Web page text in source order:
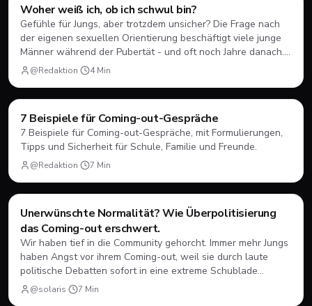
Coming-Out
Woher weiß ich, ob ich schwul bin?
Gefühle für Jungs, aber trotzdem unsicher? Die Frage nach
der eigenen sexuellen Orientierung beschäftigt viele junge
Männer während der Pubertät - und oft noch Jahre danach.
Hier erfährst du, was dahintersteckt und wie du damit
umgehen kannst.
@Redaktion· 4Min
Coming-Out
7 Beispiele für Coming-out-Gespräche
7 Beispiele für Coming-out-Gespräche, mit Formulierungen,
Tipps und Sicherheit für Schule, Familie und Freunde.
@Redaktion· 7 Min
Coming-Out
Unerwünschte Normalität? Wie Überpolitisierung
das Coming-out erschwert.
Wir haben tief in die Community gehorcht. Immer mehr Jungs
haben Angst vor ihrem Coming-out, weil sie durch laute
politische Debatten sofort in eine extreme Schublade
gesteckt werden. Hier lest ihr, warum die ständige
Überpolitisierung oft eher schadet als nützt und warum
@solaris· 7 Min